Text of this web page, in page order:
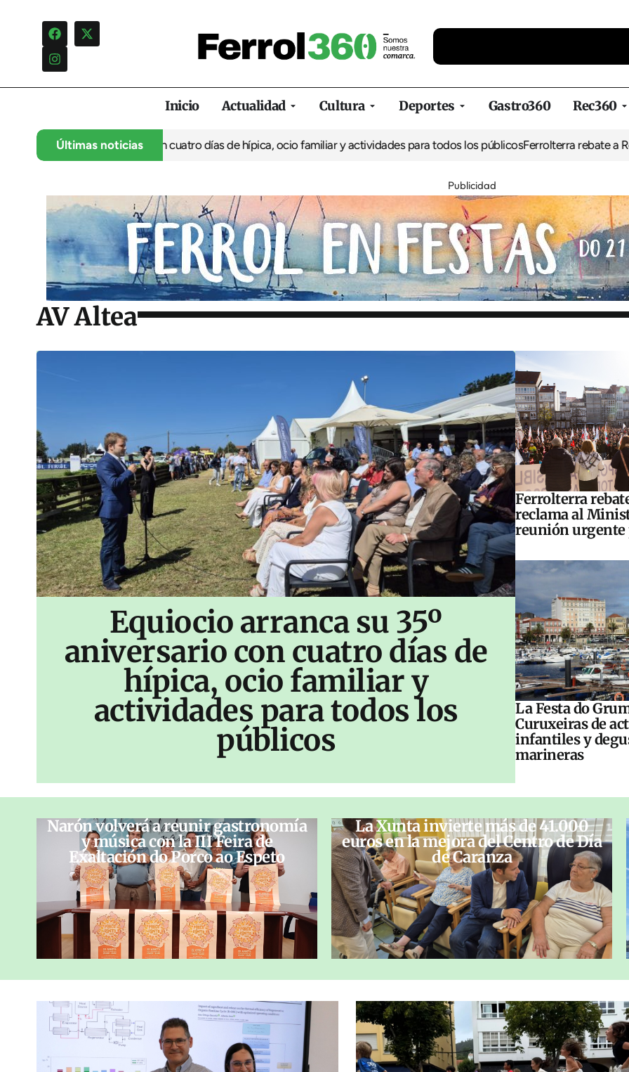
Inicio Actualidad Cultura Deportes Gastro360 Rec360
Últimas noticias
su 35º aniversario con cuatro días de hípica, ocio familiar y actividades para todos los públicosFerrolterra rebate a Renfe y
Publicidad
AV Altea
Equiocio arranca su 35º
aniversario con cuatro días de
hípica, ocio familiar y
actividades para todos los
públicos
Ferrolterra
reclama al
reunión urgente
La Festa do
Curuxeiras de
infantiles y
marineras
Narón volverá a reunir gastronomía
y música con la III Feira de
Exaltación do Porco ao Espeto
La Xunta invierte más de 41.000
euros en la mejora del Centro de Día
de Caranza